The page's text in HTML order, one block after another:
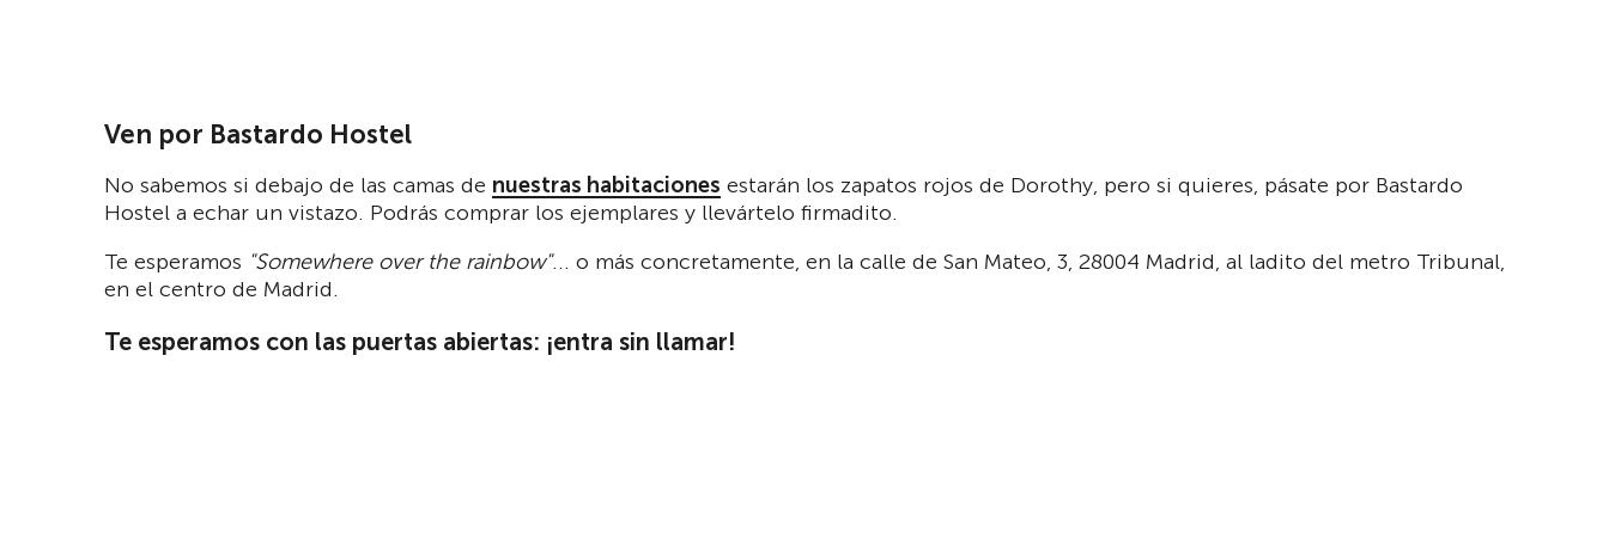
Ven por Bastardo Hostel
No sabemos si debajo de las camas de nuestras habitaciones estarán los zapatos rojos de Dorothy, pero si quieres, pásate por Bastardo
Hostel a echar un vistazo. Podrás comprar los ejemplares y llevártelo firmadito.
Te esperamos "Somewhere over the rainbow"... o más concretamente, en la calle de San Mateo, 3, 28004 Madrid, al ladito del metro Tribunal,
en el centro de Madrid.
Te esperamos con las puertas abiertas: ¡entra sin llamar!